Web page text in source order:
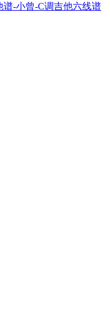
-小曾-C调吉他六线谱